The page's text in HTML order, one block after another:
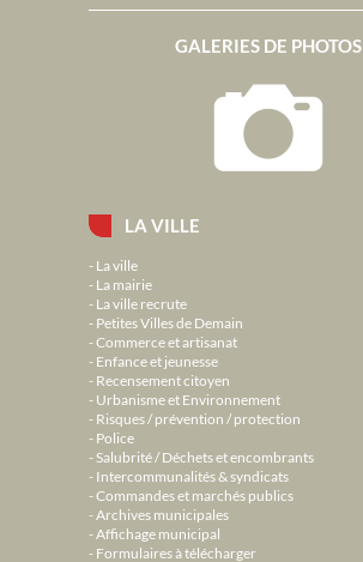
LA VILLE
La ville
La mairie
La ville recrute
Petites Villes de Demain
Commerce et artisanat
Enfance et jeunesse
Recensement citoyen
Urbanisme et Environnement
Risques / prévention / protection
Police
Salubrité / Déchets et encombrants
Intercommunalités & syndicats
Commandes et marchés publics
Archives municipales
Affichage municipal
Formulaires à télécharger
GALERIES DE PHOTOS